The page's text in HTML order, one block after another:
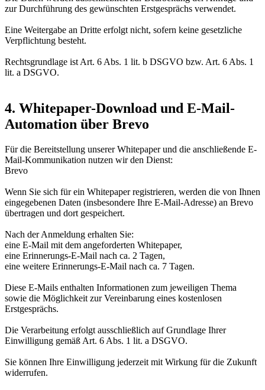
zur Durchführung des gewünschten Erstgesprächs verwendet.
Eine Weitergabe an Dritte erfolgt nicht, sofern keine gesetzliche
Verpflichtung besteht.
Rechtsgrundlage ist Art. 6 Abs. 1 lit. b DSGVO bzw. Art. 6 Abs. 1
lit. a DSGVO.
4. Whitepaper-Download und E-Mail-
Automation über Brevo
Für die Bereitstellung unserer Whitepaper und die anschließende E-
Mail-Kommunikation nutzen wir den Dienst:
Brevo
Wenn Sie sich für ein Whitepaper registrieren, werden die von Ihnen
eingegebenen Daten (insbesondere Ihre E-Mail-Adresse) an Brevo
übertragen und dort gespeichert.
Nach der Anmeldung erhalten Sie:
eine E-Mail mit dem angeforderten Whitepaper,
eine Erinnerungs-E-Mail nach ca. 2 Tagen,
eine weitere Erinnerungs-E-Mail nach ca. 7 Tagen.
Diese E-Mails enthalten Informationen zum jeweiligen Thema
sowie die Möglichkeit zur Vereinbarung eines kostenlosen
Erstgesprächs.
Die Verarbeitung erfolgt ausschließlich auf Grundlage Ihrer
Einwilligung gemäß Art. 6 Abs. 1 lit. a DSGVO.
Sie können Ihre Einwilligung jederzeit mit Wirkung für die Zukunft
widerrufen.